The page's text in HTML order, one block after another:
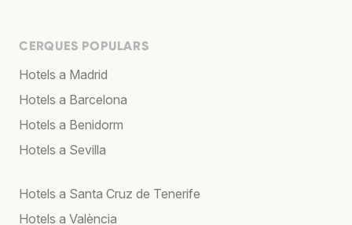
CERQUES POPULARS
Hotels a Madrid
Hotels a Barcelona
Hotels a Benidorm
Hotels a Sevilla
Hotels a Santa Cruz de Tenerife
Hotels a València